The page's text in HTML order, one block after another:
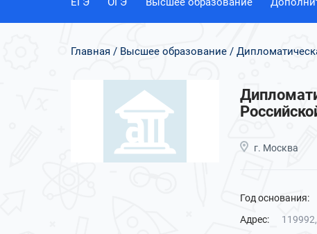
Главная Высшее образование
г. Москва
Год основания:
Адрес: